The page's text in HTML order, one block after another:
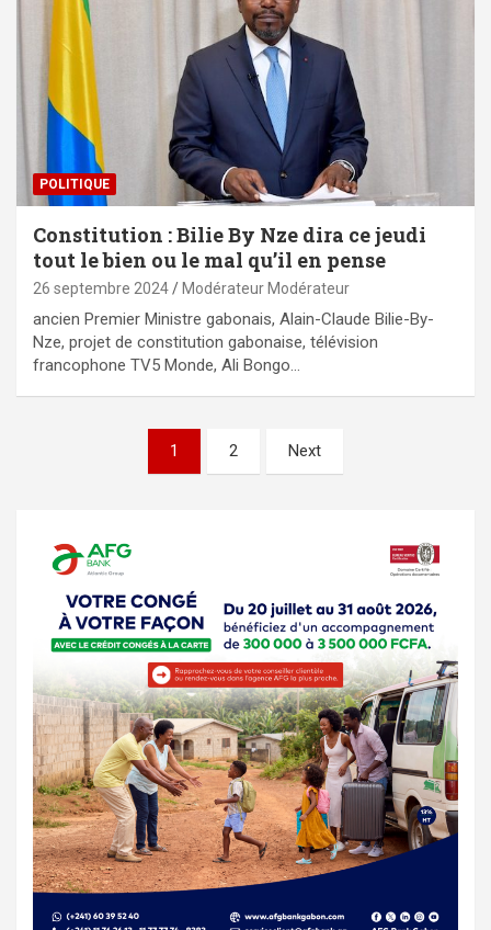
POLITIQUE
Constitution : Bilie By Nze dira ce jeudi
tout le bien ou le mal qu’il en pense
26 septembre 2024 Modérateur Modérateur
ancien Premier Ministre gabonais, Alain-Claude Bilie-By-
Nze, projet de constitution gabonaise, télévision
francophone TV5 Monde, Ali Bongo…
1 2 Next